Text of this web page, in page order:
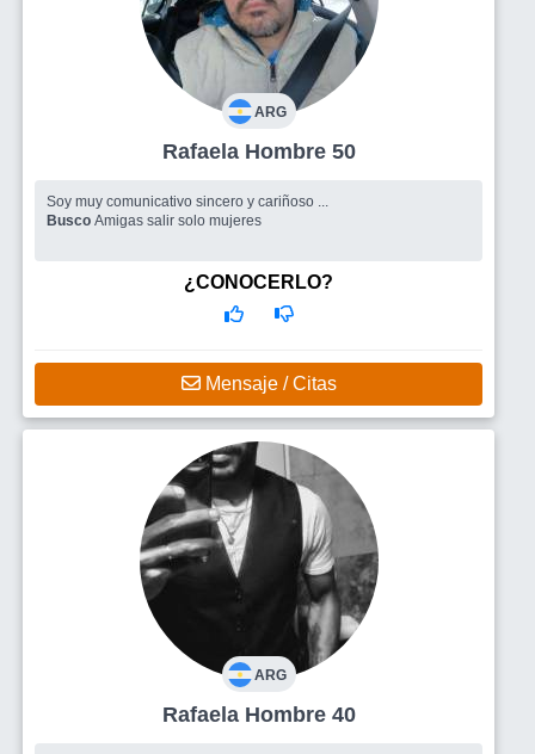
ARG
Rafaela Hombre 50
Soy muy comunicativo sincero y cariñoso ...
Busco Amigas salir solo mujeres
¿CONOCERLO?
Mensaje / Citas
ARG
Rafaela Hombre 40